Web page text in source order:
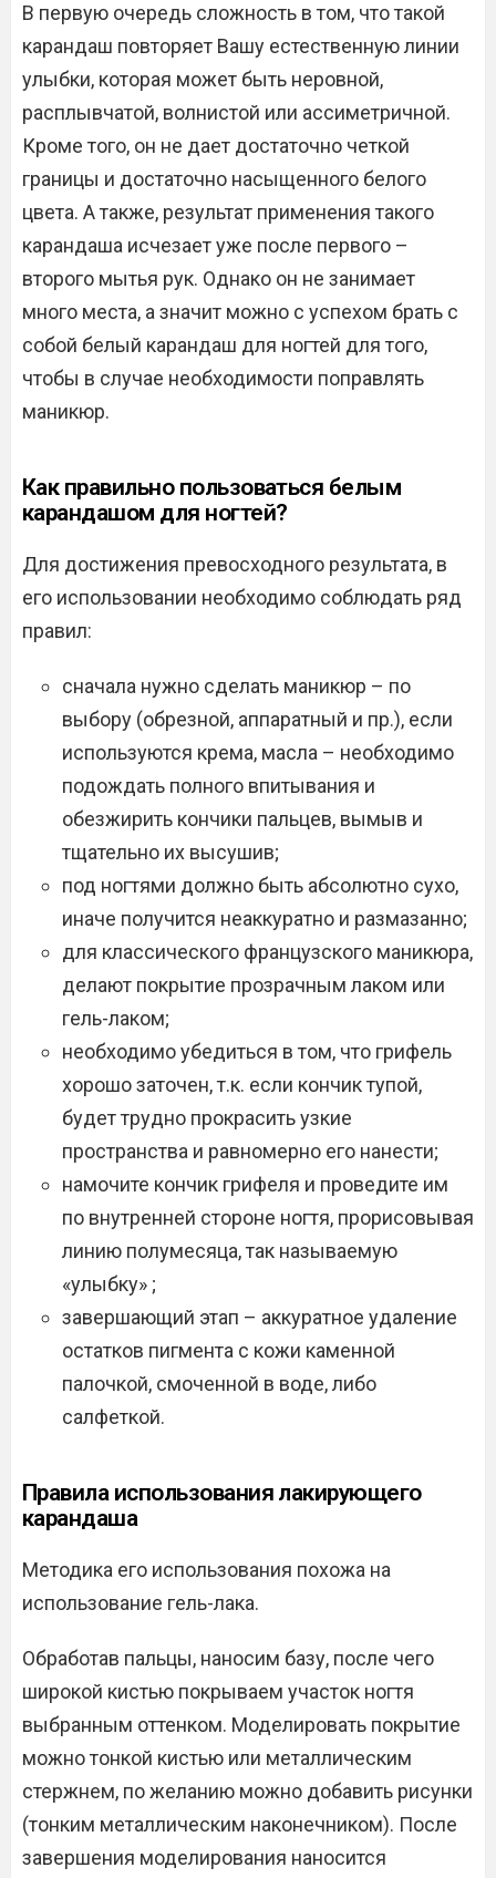
В первую очередь сложность в том, что такой
карандаш повторяет Вашу естественную линии
улыбки, которая может быть неровной,
расплывчатой, волнистой или ассиметричной.
Кроме того, он не дает достаточно четкой
границы и достаточно насыщенного белого
цвета. А также, результат применения такого
карандаша исчезает уже после первого –
второго мытья рук. Однако он не занимает
много места, а значит можно с успехом брать с
собой белый карандаш для ногтей для того,
чтобы в случае необходимости поправлять
маникюр.
Как правильно пользоваться белым
карандашом для ногтей?
Для достижения превосходного результата, в
его использовании необходимо соблюдать ряд
правил:
сначала нужно сделать маникюр – по
выбору (обрезной, аппаратный и пр.), если
используются крема, масла – необходимо
подождать полного впитывания и
обезжирить кончики пальцев, вымыв и
тщательно их высушив;
под ногтями должно быть абсолютно сухо,
иначе получится неаккуратно и размазанно;
для классического французского маникюра,
делают покрытие прозрачным лаком или
гель-лаком;
необходимо убедиться в том, что грифель
хорошо заточен, т.к. если кончик тупой,
будет трудно прокрасить узкие
пространства и равномерно его нанести;
намочите кончик грифеля и проведите им
по внутренней стороне ногтя, прорисовывая
линию полумесяца, так называемую
«улыбку» ;
завершающий этап – аккуратное удаление
остатков пигмента с кожи каменной
палочкой, смоченной в воде, либо
салфеткой.
Правила использования лакирующего
карандаша
Методика его использования похожа на
использование гель-лака.
Обработав пальцы, наносим базу, после чего
широкой кистью покрываем участок ногтя
выбранным оттенком. Моделировать покрытие
можно тонкой кистью или металлическим
стержнем, по желанию можно добавить рисунки
(тонким металлическим наконечником). После
завершения моделирования наносится